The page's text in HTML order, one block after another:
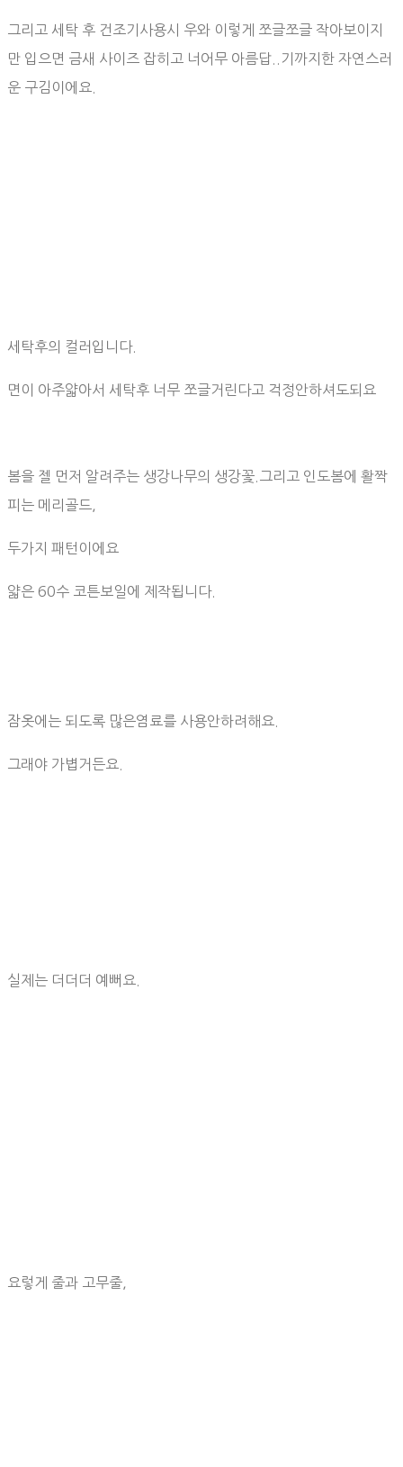
그리고 세탁 후 건조기사용시 우와 이렇게 쪼글쪼글 작아보이지
만 입으면 금새 사이즈 잡히고 너어무 아름답..기까지한 자연스러
운 구김이에요.
세탁후의 컬러입니다.
면이 아주얇아서 세탁후 너무 쪼글거린다고 걱정안하셔도되요
봄을 젤 먼저 알려주는 생강나무의 생강꽃.그리고 인도봄에 활짝
피는 메리골드,
두가지 패턴이에요
얇은 60수 코튼보일에 제작됩니다.
잠옷에는 되도록 많은염료를 사용안하려해요.
그래야 가볍거든요.
실제는 더더더 예뻐요.
요렇게 줄과 고무줄,